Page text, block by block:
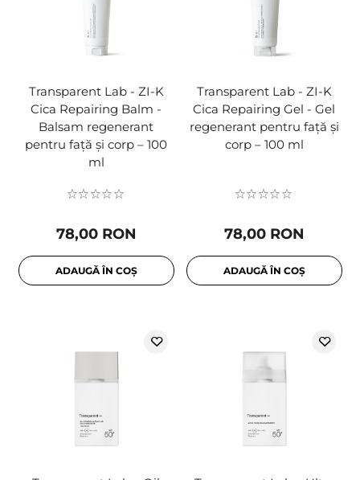
Transparent Lab - ZI-K
Cica Repairing Balm -
Balsam regenerant
pentru față și corp – 100
ml
78,00 RON
ADAUGĂ ÎN COȘ
Transparent Lab - ZI-K
Cica Repairing Gel - Gel
regenerant pentru față și
corp – 100 ml
78,00 RON
ADAUGĂ ÎN COȘ